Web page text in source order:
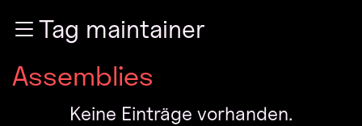
Zum InhaltTag maintainer
Assemblies
Keine Einträge vorhanden.